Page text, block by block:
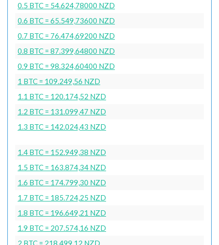
0.5 BTC = 54.624,78000 NZD
0.6 BTC = 65.549,73600 NZD
0.7 BTC = 76.474,69200 NZD
0.8 BTC = 87.399,64800 NZD
0.9 BTC = 98.324,60400 NZD
1 BTC = 109.249,56 NZD
1.1 BTC = 120.174,52 NZD
1.2 BTC = 131.099,47 NZD
1.3 BTC = 142.024,43 NZD
1.4 BTC = 152.949,38 NZD
1.5 BTC = 163.874,34 NZD
1.6 BTC = 174.799,30 NZD
1.7 BTC = 185.724,25 NZD
1.8 BTC = 196.649,21 NZD
1.9 BTC = 207.574,16 NZD
2 BTC = 218.499,12 NZD